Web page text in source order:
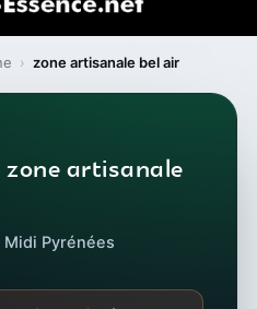
› zone artisanale bel air
zone artisanale
Midi Pyrénées